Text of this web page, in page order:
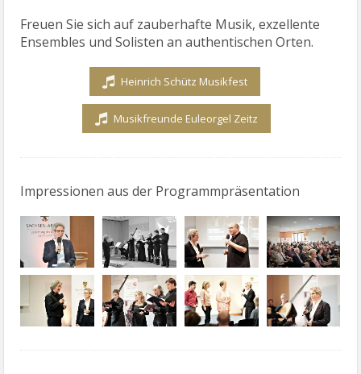
Freuen Sie sich auf zauberhafte Musik, exzellente
Ensembles und Solisten an authentischen Orten.
Heinrich Schütz Musikfest
Musikfreunde Euleorgel Zeitz
Impressionen aus der Programmpräsentation